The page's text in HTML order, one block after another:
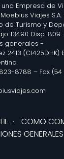
Empresa de
Viajes
de Turismo y
13490 Disp. 809
generales -
2413 (C1425DHK)
8788 – Fax (54
· COMO
GENERALES